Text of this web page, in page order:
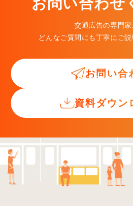
お問い合わせ
交通広告の専門家
どんなご質問にも丁寧にご説
お問い合
交通広告入門ガイ
資料ダウン